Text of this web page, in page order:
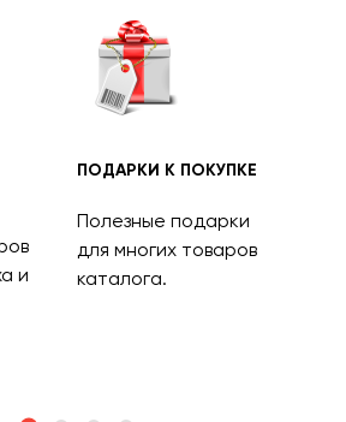
и
ПОДАРКИ К ПОКУПКЕ
Полезные подарки
для многих товаров
каталога.